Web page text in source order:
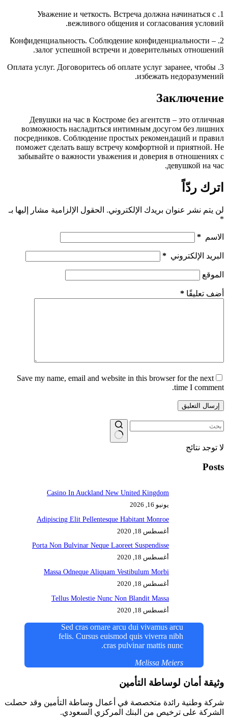
1. Уважение и четкость. Встреча должна начинаться с
вежливого общения и согласования условий.
2. Конфиденциальность. Соблюдение конфиденциальности –
залог успешной встречи и доверительных отношений.
3. Оплата услуг. Договоритесь об оплате услуг заранее, чтобы
избежать недоразумений.
Заключение
Девушки на час в Костроме без агентств – это отличная
возможность насладиться интимным досугом без лишних
посредников. Соблюдение простых рекомендаций и правил
поможет сделать вашу встречу комфортной и приятной. Не
забывайте о важности уважения и доверия в отношениях с
девушкой на час.
اترك ردّاً
لن يتم نشر عنوان بريدك الإلكتروني. الحقول الإلزامية مشار إليها بـ
*
الاسم *
البريد الإلكتروني *
الموقع
أضف تعليقًا *
Save my name, email and website in this browser for the next
time I comment.
إرسال التعليق
لا توجد نتائج
Posts
Casino In Auckland New United Kingdom
يونيو 16, 2026
Adipiscing Elit Pellentesque Habitant Monroe
أغسطس 18, 2020
Porta Non Bulvinar Neque Laoreet Suspendisse
أغسطس 18, 2020
Massa Odneque Aliquam Vestibulum Morbi
أغسطس 18, 2020
Tellus Molestie Nunc Non Blandit Massa
أغسطس 18, 2020
Sed cras ornare arcu dui vivamus arcu
felis. Cursus euismod quis viverra nibh
cras pulvinar mattis nunc.
Melissa Meiers
وثيقة أمان لوساطة التأمين
شركة وطنية رائدة متخصصة في أعمال وساطة التأمين وقد حصلت
الشركة على ترخيص من البنك المركزي السعودي.